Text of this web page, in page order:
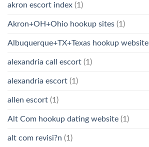
akron escort index (1)
Akron+OH+Ohio hookup sites (1)
Albuquerque+TX+Texas hookup website
alexandria call escort (1)
alexandria escort (1)
allen escort (1)
Alt Com hookup dating website (1)
alt com revisi?n (1)